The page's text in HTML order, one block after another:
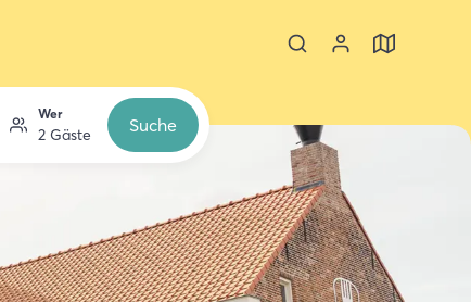
Wer
2 Gäste Suche